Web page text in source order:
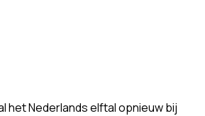
het Nederlands elftal opnieuw bij